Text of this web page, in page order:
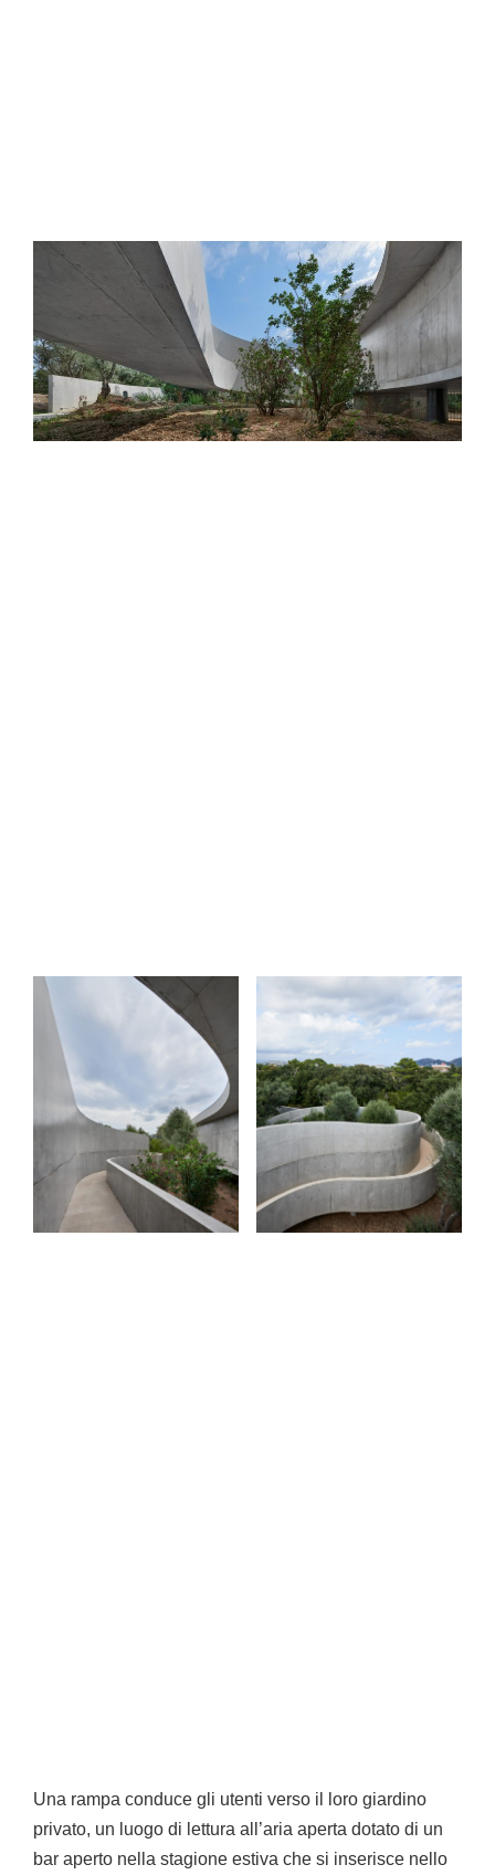
Una rampa conduce gli utenti verso il loro giardino
privato, un luogo di lettura all’aria aperta dotato di un
bar aperto nella stagione estiva che si inserisce nello